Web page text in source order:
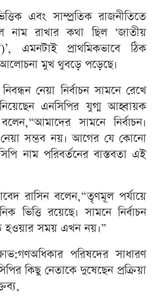
এবং সাম্প্রতিক রাজনীতিতে
রাখার কথা ছিল ‘জাতীয়
এমনটাই প্রাথমিকভাবে ঠিক
মুখ থুবড়ে পড়েছে।
নেয়া নির্বাচন সামনে রেখে
এনসিপির যুগ্ম আহ্বায়ক
সামনে নির্বাচন।
সম্ভব নয়। আগের যে কোনো
নাম পরিবর্তনের বাস্তবতা এই
রাসিন বলেন,“তৃণমূল পর্যায়ে
ভিত্তি রয়েছে। সামনে নির্বাচন
হওয়ার সময় এখন নয়।”
পরিষদের সাধারণ
কিছু নেতাকে দুষেছেন প্রক্রিয়া